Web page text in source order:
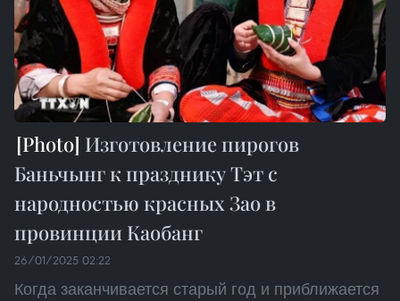
Изготовление пирогов
Баньчынг к празднику Тэт с
народностью красных Зао в
провинции Каобанг
26/01/2025 02:22
Когда заканчивается старый год и приближается